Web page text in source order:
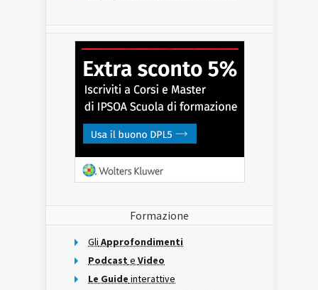
Formazione
Gli Approfondimenti
Podcast e Video
Le Guide interattive